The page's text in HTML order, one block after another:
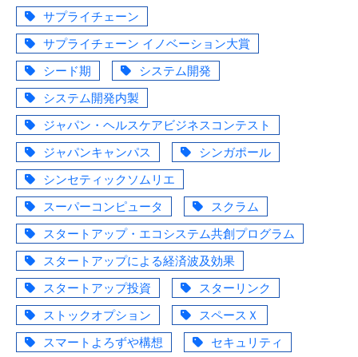
サプライチェーン
サプライチェーン イノベーション大賞
シード期
システム開発
システム開発内製
ジャパン・ヘルスケアビジネスコンテスト
ジャパンキャンパス
シンガポール
シンセティックソムリエ
スーパーコンピュータ
スクラム
スタートアップ・エコシステム共創プログラム
スタートアップによる経済波及効果
スタートアップ投資
スターリンク
ストックオプション
スペースＸ
スマートよろずや構想
セキュリティ